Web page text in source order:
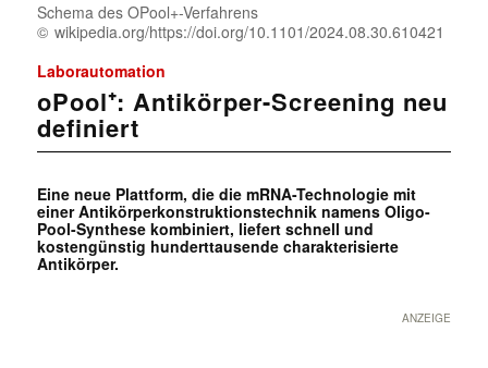
Schema des OPool+-Verfahrens
wikipedia.org/https://doi.org/10.1101/2024.08.30.610421
Laborautomation
oPool⁺: Antikörper-Screening neu
definiert
Eine neue Plattform, die die mRNA-Technologie mit
einer Antikörperkonstruktionstechnik namens Oligo-
Pool-Synthese kombiniert, liefert schnell und
kostengünstig hunderttausende charakterisierte
Antikörper.
ANZEIGE